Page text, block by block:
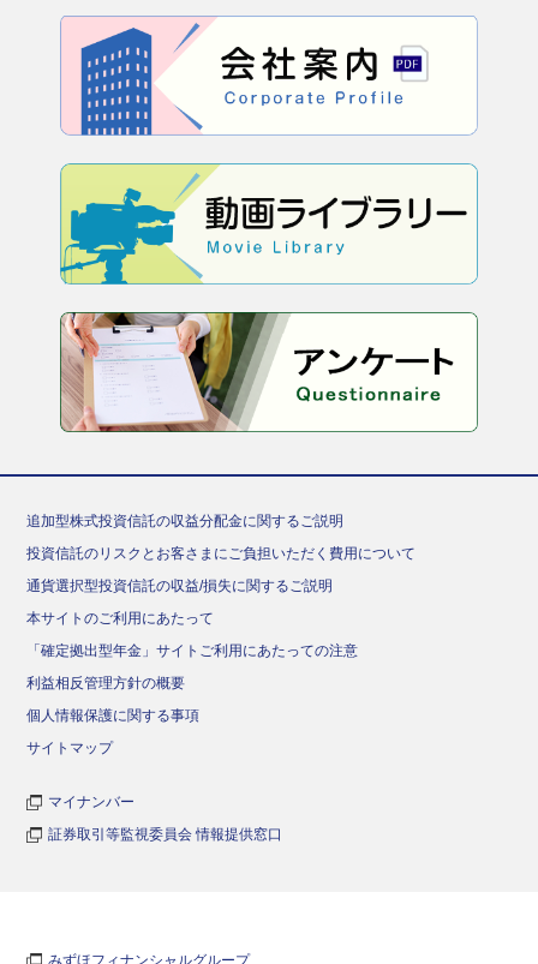
追加型株式投資信託の収益分配金に関するご説明
投資信託のリスクとお客さまにご負担いただく費用について
通貨選択型投資信託の収益/損失に関するご説明
本サイトのご利用にあたって
「確定拠出型年金」サイトご利用にあたっての注意
利益相反管理方針の概要
個人情報保護に関する事項
サイトマップ
マイナンバー
証券取引等監視委員会 情報提供窓口
みずほフィナンシャルグループ